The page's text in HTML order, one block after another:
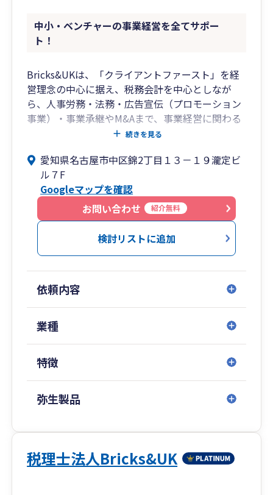
中小・ベンチャーの事業経営を全てサポー
ト！
Bricks&UKは、「クライアントファースト」を経
営理念の中心に据え、税務会計を中心としなが
ら、人事労務・法務・広告宣伝（プロモーション
事業）・事業承継やM&Aまで、事業経営に関わる
あらゆる課題をワンストップでサポートする総合
税理士・社会保険労務士・司法書士・システムエ
ンジニア等の専門家が集うプロフェッショナル・
ファームとして、単なる会計・税務の代行業務に
とどまらず、そこから見えてくる経営課題を抽出
し、解決策をご提案しています。
スタッフの平均年齢は35歳。マーケティング理論
に基づいた論理的な経営アドバイスと、フットワ
名古屋を拠点に東京・沖縄・四日市・大阪、そし
てタイ（バンコク）にも拠点を構え、全国のお客
様および海外進出企業様までサポートいたしま
続きを見る
愛知県名古屋市中区錦2丁目１３－１９瀧定ビ
ル７F
Googleマップを確認
お問い合わせ
紹介無料
検討リストに追加
依頼内容
業種
特徴
弥生製品
税理士法人Bricks&UK